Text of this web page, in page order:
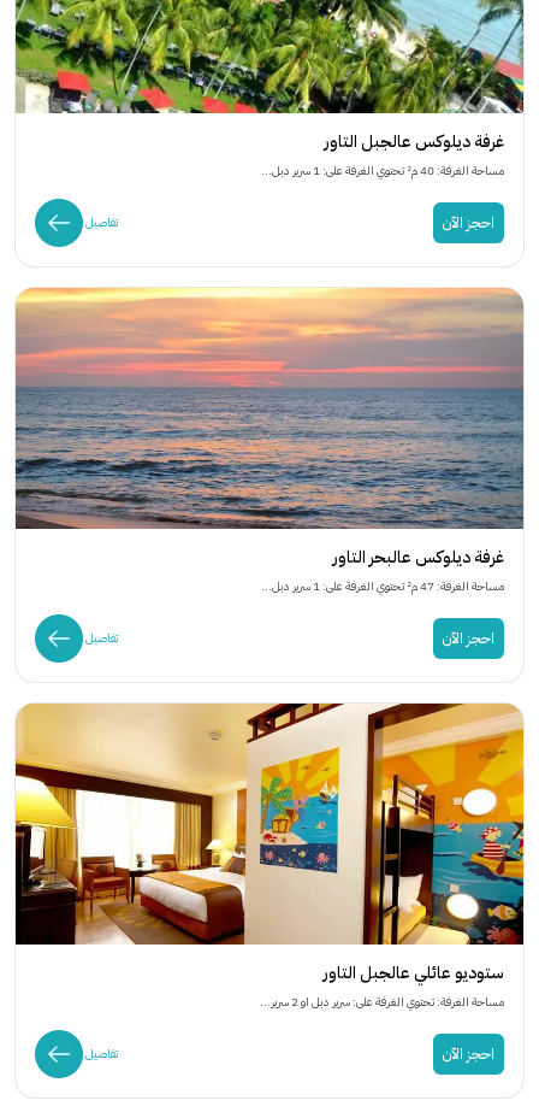
غرفة ديلوكس عالجبل التاور
مساحة الغرفة: 40 م² تحتوي الغرفة على: 1 سرير دبل...
احجز الآن تفاصيل
غرفة ديلوكس عالبحر التاور
مساحة الغرفة: 47 م² تحتوي الغرفة على: 1 سرير دبل...
احجز الآن تفاصيل
ستوديو عائلي عالجبل التاور
مساحة الغرفة: تحتوي الغرفة على: سرير دبل او 2 سرير...
احجز الآن تفاصيل